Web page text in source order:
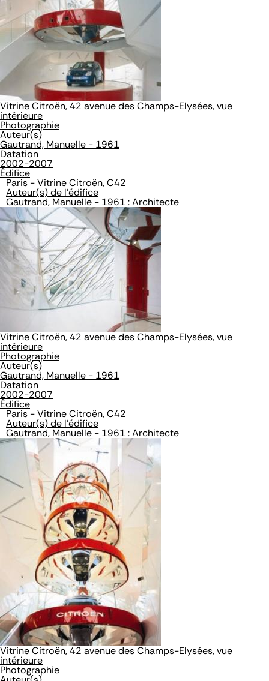
Vitrine Citroën, 42 avenue des Champs-Elysées, vue
intérieure
Photographie
Auteur(s)
Gautrand, Manuelle - 1961
Datation
2002-2007
Édifice
Paris - Vitrine Citroën, C42
Auteur(s) de l'édifice
Gautrand, Manuelle - 1961 : Architecte
Vitrine Citroën, 42 avenue des Champs-Elysées, vue
intérieure
Photographie
Auteur(s)
Gautrand, Manuelle - 1961
Datation
2002-2007
Édifice
Paris - Vitrine Citroën, C42
Auteur(s) de l'édifice
Gautrand, Manuelle - 1961 : Architecte
Vitrine Citroën, 42 avenue des Champs-Elysées, vue
intérieure
Photographie